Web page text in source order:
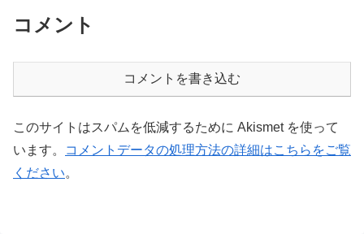
コメント
コメントを書き込む
このサイトはスパムを低減するために Akismet を使って
います。
コメントデータの処理方法の詳細はこちらをご覧
ください。